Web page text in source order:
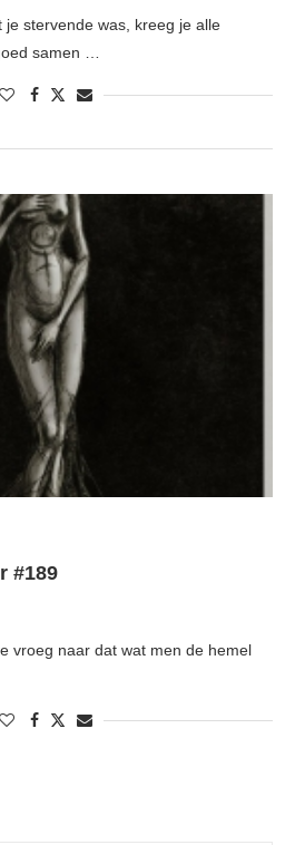
stervende was, kreeg je alle
samen …
#189
vroeg naar dat wat men de hemel